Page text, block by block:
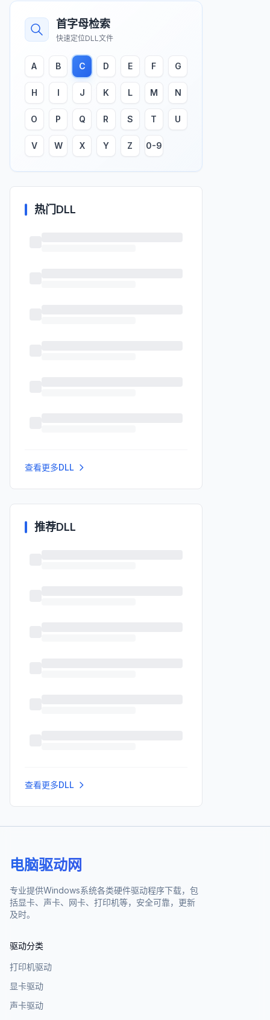
首字母检索
快速定位DLL文件
A B C D E F G
H I J K L M N
O P Q R S T U
V W X Y Z 0-9
热门DLL
查看更多DLL
推荐DLL
查看更多DLL
电脑驱动网
专业提供Windows系统各类硬件驱动程序下载，包
括显卡、声卡、网卡、打印机等，安全可靠，更新
及时。
驱动分类
打印机驱动
显卡驱动
声卡驱动